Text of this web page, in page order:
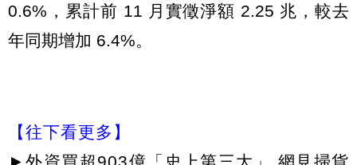
0.6%，累計前 11 月實徵淨額 2.25 兆，較去
年同期增加 6.4%。
【往下看更多】